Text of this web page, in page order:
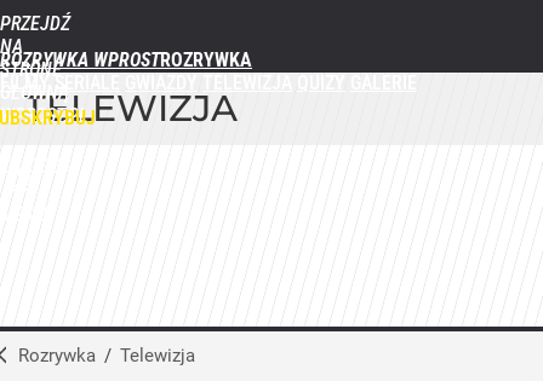
PRZEJDŹ
NA
STRONĘ
GŁÓWNĄ
WPROST.PL
ROZRYWKA WPROST
TELEWIZJA
Rozrywka / Telewizja